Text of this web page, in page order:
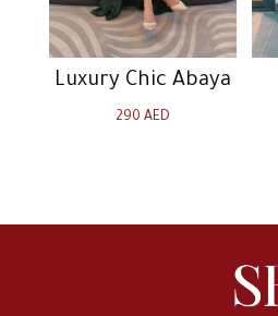
Luxury Chic Abaya
290 AED